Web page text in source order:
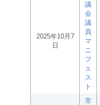
2025年10月7
日
議
会
議
員
マ
ニ
フ
ェ
ス
ト
市